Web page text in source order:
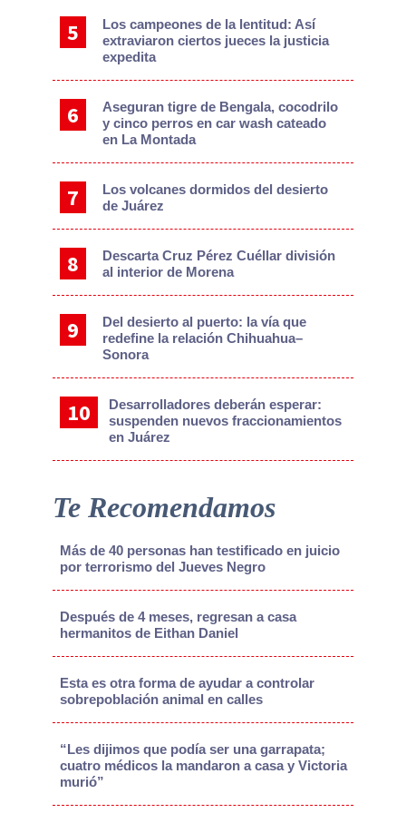
Los campeones de la lentitud: Así
extraviaron ciertos jueces la justicia
expedita
Aseguran tigre de Bengala, cocodrilo
y cinco perros en car wash cateado
en La Montada
Los volcanes dormidos del desierto
de Juárez
Descarta Cruz Pérez Cuéllar división
al interior de Morena
Del desierto al puerto: la vía que
redefine la relación Chihuahua–
Sonora
Desarrolladores deberán esperar:
suspenden nuevos fraccionamientos
en Juárez
Te Recomendamos
Más de 40 personas han testificado en juicio
por terrorismo del Jueves Negro
Después de 4 meses, regresan a casa
hermanitos de Eithan Daniel
Esta es otra forma de ayudar a controlar
sobrepoblación animal en calles
“Les dijimos que podía ser una garrapata;
cuatro médicos la mandaron a casa y Victoria
murió”